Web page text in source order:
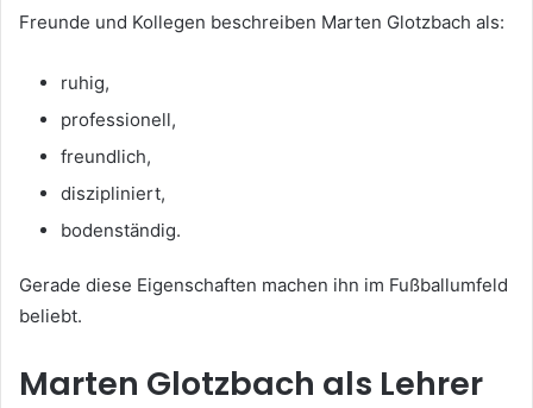
Freunde und Kollegen beschreiben Marten Glotzbach als:
ruhig,
professionell,
freundlich,
diszipliniert,
bodenständig.
Gerade diese Eigenschaften machen ihn im Fußballumfeld
beliebt.
Marten Glotzbach als Lehrer